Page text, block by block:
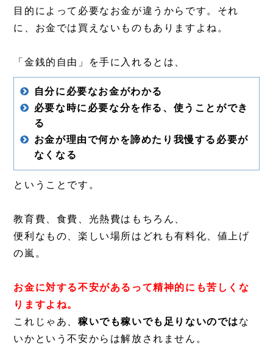
目的によって必要なお金が違うからです。それ
に、お金では買えないものもありますよね。
「金銭的自由」を手に入れるとは、
自分に必要なお金がわかる
必要な時に必要な分を作る、使うことができ
る
お金が理由で何かを諦めたり我慢する必要が
なくなる
ということです。
教育費、食費、光熱費はもちろん、
便利なもの、楽しい場所はどれも有料化、値上げ
の嵐。
お金に対する不安があるって精神的にも苦しくな
りますよね。
これじゃあ、 稼いでも稼いでも足りないのでは な
いかという不安からは解放されません。